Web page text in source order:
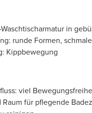
in
runde Formen,
Kippbewegung
viel
Raum für pflegende